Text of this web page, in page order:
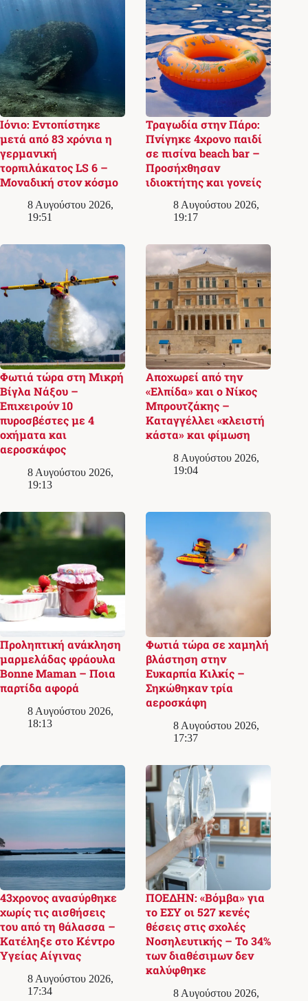
Ιόνιο: Εντοπίστηκε
μετά από 83 χρόνια η
γερμανική
τορπιλάκατος LS 6 –
Μοναδική στον κόσμο
8 Αυγούστου 2026,
19:51
Τραγωδία στην Πάρο:
Πνίγηκε 4χρονο παιδί
σε πισίνα beach bar –
Προσήχθησαν
ιδιοκτήτης και γονείς
8 Αυγούστου 2026,
19:17
Φωτιά τώρα στη Μικρή
Βίγλα Νάξου –
Επιχειρούν 10
πυροσβέστες με 4
οχήματα και
αεροσκάφος
8 Αυγούστου 2026,
19:13
Αποχωρεί από την
«Ελπίδα» και ο Νίκος
Μπρουτζάκης –
Καταγγέλλει «κλειστή
κάστα» και φίμωση
8 Αυγούστου 2026,
19:04
Προληπτική ανάκληση
μαρμελάδας φράουλα
Bonne Maman – Ποια
παρτίδα αφορά
8 Αυγούστου 2026,
18:13
Φωτιά τώρα σε χαμηλή
βλάστηση στην
Ευκαρπία Κιλκίς –
Σηκώθηκαν τρία
αεροσκάφη
8 Αυγούστου 2026,
17:37
43χρονος ανασύρθηκε
χωρίς τις αισθήσεις
του από τη θάλασσα –
Κατέληξε στο Κέντρο
Υγείας Αίγινας
8 Αυγούστου 2026,
17:34
ΠΟΕΔΗΝ: «Βόμβα» για
το ΕΣΥ οι 527 κενές
θέσεις στις σχολές
Νοσηλευτικής – Το 34%
των διαθέσιμων δεν
καλύφθηκε
8 Αυγούστου 2026,